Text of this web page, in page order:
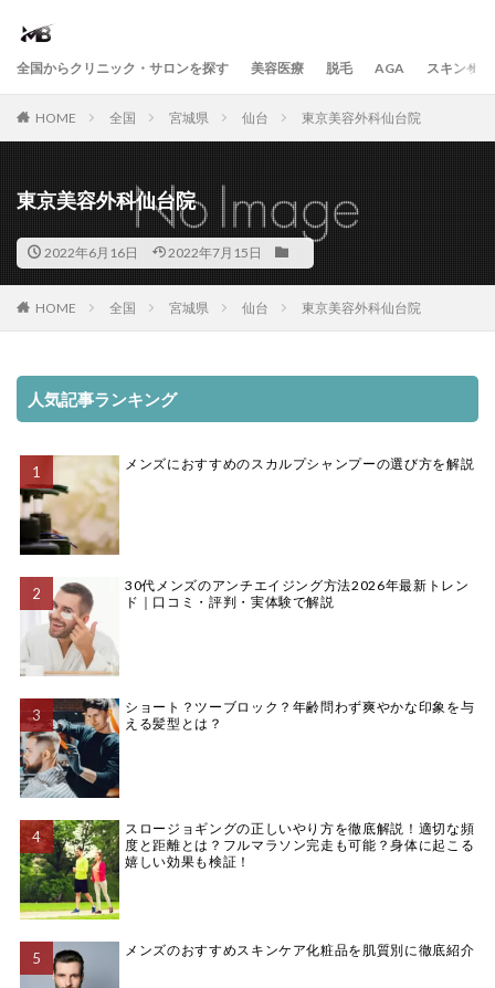
全国からクリニック・サロンを探す 美容医療 脱毛 AGA スキンケア
HOME 全国 宮城県 仙台 東京美容外科仙台院
東京美容外科仙台院
2022年6月16日 2022年7月15日
HOME 全国 宮城県 仙台 東京美容外科仙台院
人気記事ランキング
メンズにおすすめのスカルプシャンプーの選び方を解説
30代メンズのアンチエイジング方法2026年最新トレン
ド｜口コミ・評判・実体験で解説
ショート？ツーブロック？年齢問わず爽やかな印象を与
える髪型とは？
スロージョギングの正しいやり方を徹底解説！適切な頻
度と距離とは？フルマラソン完走も可能？身体に起こる
嬉しい効果も検証！
メンズのおすすめスキンケア化粧品を肌質別に徹底紹介